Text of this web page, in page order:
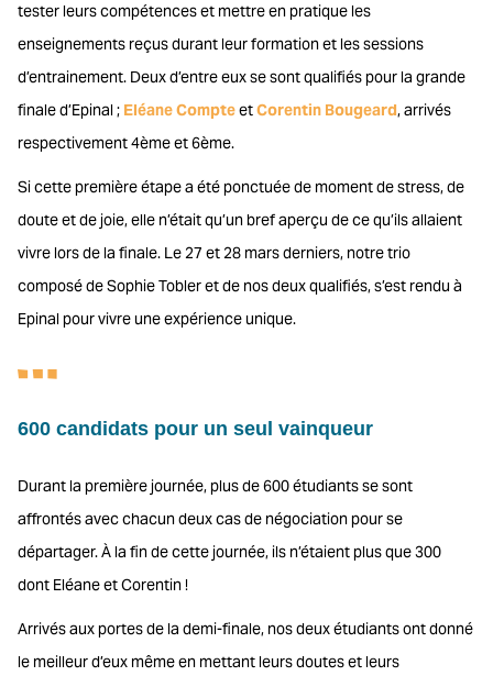
tester leurs compétences et mettre en pratique les
enseignements reçus durant leur formation et les sessions
d’entrainement. Deux d’entre eux se sont qualifiés pour la grande
finale d’Epinal ; Eléane CompteetCorentin Bougeard, arrivés
respectivement 4ème et 6ème.
Si cette première étape a été ponctuée de moment de stress, de
doute et de joie, elle n’était qu’un bref aperçu de ce qu’ils allaient
vivre lors de la finale. Le 27 et 28 mars derniers, notre trio
composé de Sophie Tobler et de nos deux qualifiés, s’est rendu à
Epinal pour vivre une expérience unique.
600 candidats pour un seul vainqueur
Durant la première journée, plus de 600 étudiants se sont
affrontés avec chacun deux cas de négociation pour se
départager. À la fin de cette journée, ils n’étaient plus que 300
dont Eléane et Corentin !
Arrivés aux portes de la demi-finale, nos deux étudiants ont donné
le meilleur d’eux même en mettant leurs doutes et leurs